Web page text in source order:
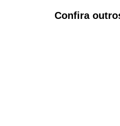
Confira